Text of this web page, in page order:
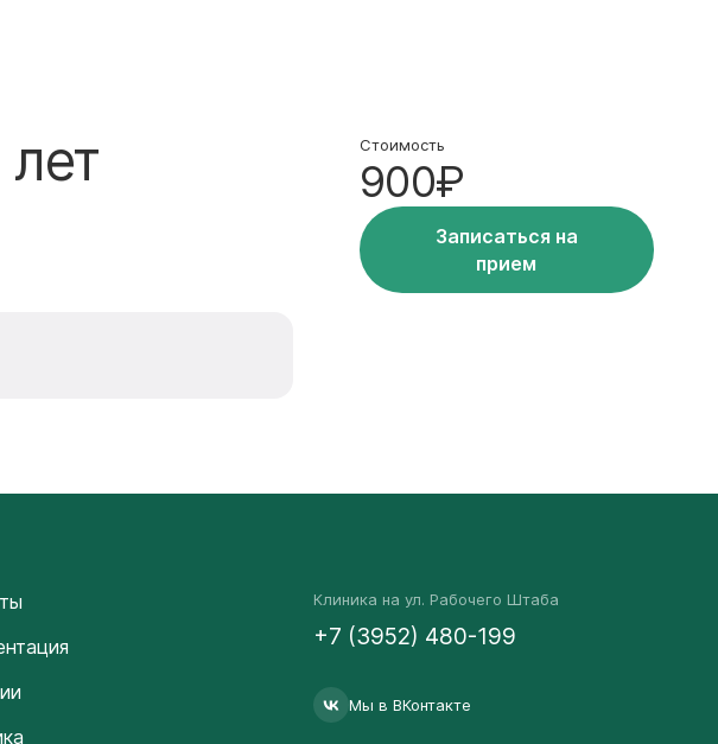
Стоимость
900₽
Записаться на
прием
Клиника на ул. Рабочего Штаба
+7 (3952) 480-199
Мы в ВКонтакте